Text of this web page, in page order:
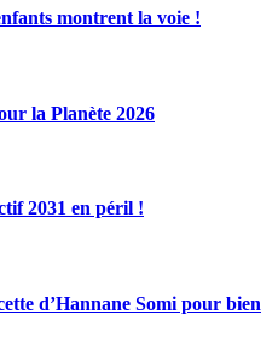
montrent la voie !
la Planète 2026
2031 en péril !
d’Hannane Somi pour bien